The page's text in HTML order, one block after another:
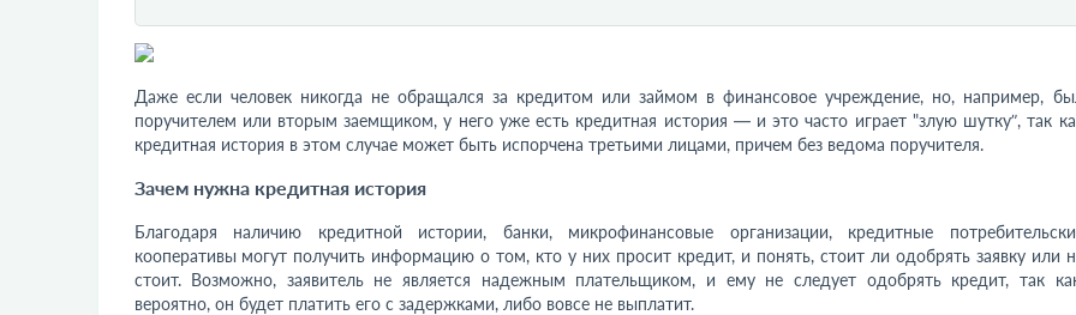
Даже если человек никогда не обращался за кредитом или займом в финансовое учреждение, но, например,
поручителем или вторым заемщиком, у него уже есть кредитная история — и это часто играет "злую шутку”, так
кредитная история в этом случае может быть испорчена третьими лицами, причем без ведома поручителя.
Зачем нужна кредитная история
Благодаря наличию кредитной истории, банки, микрофинансовые организации, кредитные
кооперативы могут получить информацию о том, кто у них просит кредит, и понять, стоит ли одобрять заявку или
стоит. Возможно, заявитель не является надежным плательщиком, и ему не следует одобрять кредит, так
вероятно, он будет платить его с задержками, либо вовсе не выплатит.